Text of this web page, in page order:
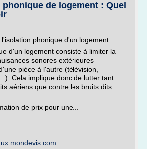
de logement : Quel
phonique d'un logement
d'un logement consiste à limiter la
sonores extérieures
pièce à l'autre (télévision,
Cela implique donc de lutter tant
aériens que contre les bruits dits
de prix pour une...